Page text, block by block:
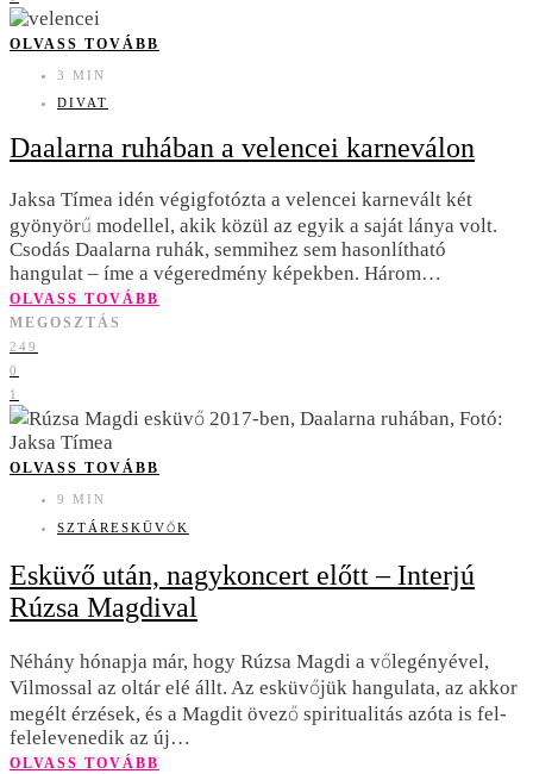
OLVASS TOVÁBB
3 MIN
DIVAT
Daalarna ruhában a velencei karneválon
Jaksa Tímea idén végigfotózta a velencei karnevált két
gyönyörű modellel, akik közül az egyik a saját lánya volt.
Csodás Daalarna ruhák, semmihez sem hasonlítható
hangulat – íme a végeredmény képekben. Három…
OLVASS TOVÁBB
MEGOSZTÁS
249
0
1
OLVASS TOVÁBB
9 MIN
SZTÁRESKÜVŐK
Esküvő után, nagykoncert előtt – Interjú
Rúzsa Magdival
Néhány hónapja már, hogy Rúzsa Magdi a vőlegényével,
Vilmossal az oltár elé állt. Az esküvőjük hangulata, az akkor
megélt érzések, és a Magdit övező spiritualitás azóta is fel-
felelevenedik az új…
OLVASS TOVÁBB